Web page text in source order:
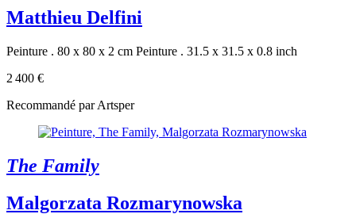
Matthieu Delfini
Peinture . 80 x 80 x 2 cm Peinture . 31.5 x 31.5 x 0.8 inch
2 400 €
Recommandé par Artsper
The Family
Malgorzata Rozmarynowska